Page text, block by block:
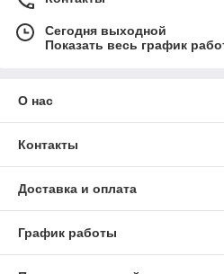
Сегодня выходной
Показать весь график
О нас
Контакты
Доставка и оплата
График работы